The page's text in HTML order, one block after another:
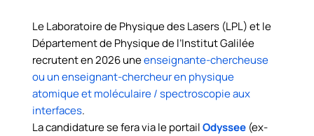
Le Laboratoire de Physique des Lasers (LPL) et le
Département de Physique de l’Institut Galilée
recrutent en 2026 uneenseignante-chercheuse
ou un enseignant-chercheur en physique
atomique et moléculaire / spectroscopie aux
interfaces.
La candidature se fera via le portailOdyssee (ex-